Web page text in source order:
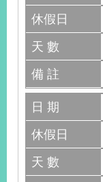
休假日
天 數
備 註
日 期
休假日
天 數